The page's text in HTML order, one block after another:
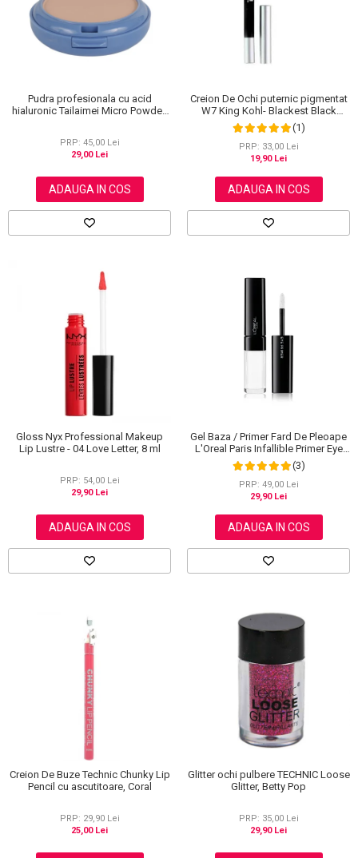
Pudra profesionala cu acid
hialuronic Tailaimei Micro Powder,
PRP: 45,00 Lei
29,00 Lei
ADAUGA IN COS
Creion De Ochi puternic pigmentat
W7 King Kohl- Blackest Black
(Negru) (1)
PRP: 33,00 Lei
19,90 Lei
ADAUGA IN COS
Gloss Nyx Professional Makeup
Lip Lustre - 04 Love Letter, 8 ml
PRP: 54,00 Lei
29,90 Lei
ADAUGA IN COS
Gel Baza / Primer Fard De Pleoape
L'Oreal Paris Infallible Primer Eye
Shadow Base 100, 3 ml
(3)
PRP: 49,00 Lei
29,90 Lei
ADAUGA IN COS
Creion De Buze Technic Chunky Lip
Pencil cu ascutitoare, Coral
PRP: 29,90 Lei
25,00 Lei
Glitter ochi pulbere TECHNIC Loose
Glitter, Betty Pop
PRP: 35,00 Lei
29,90 Lei